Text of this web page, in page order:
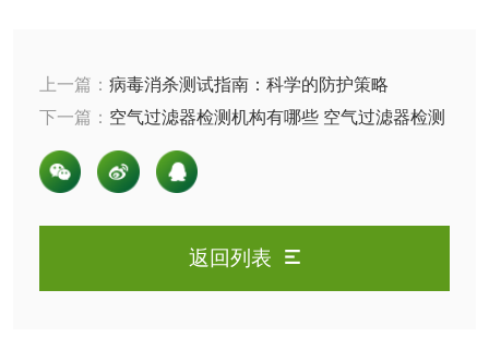
上一篇： 病毒消杀测试指南：科学的防护策略
下一篇： 空气过滤器检测机构有哪些 空气过滤器检测
方法是什么
返回列表
乳酸钠检测
化工助剂检测